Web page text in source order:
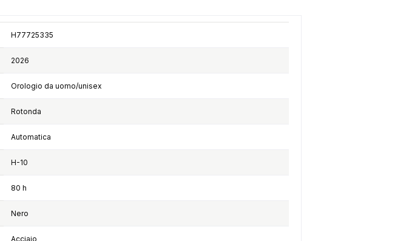
H77725335
2026
Orologio da uomo/unisex
Rotonda
Automatica
H-10
80 h
Nero
Acciaio